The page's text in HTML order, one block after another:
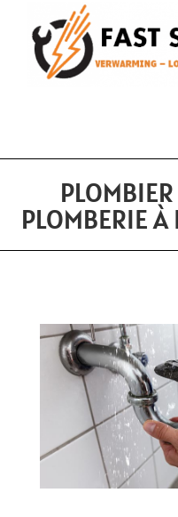
PLOMBERIE